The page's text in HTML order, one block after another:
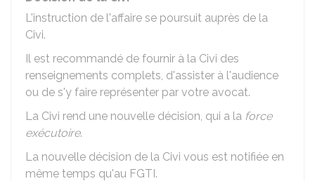
L'instruction de l'affaire se poursuit auprès de la
Civi.
Il est recommandé de fournir à la Civi des
renseignements complets, d'assister à l'audience
ou de s'y faire représenter par votre avocat.
La Civi rend une nouvelle décision, qui a la force
exécutoire.
La nouvelle décision de la Civi vous est notifiée en
même temps qu'au FGTI.